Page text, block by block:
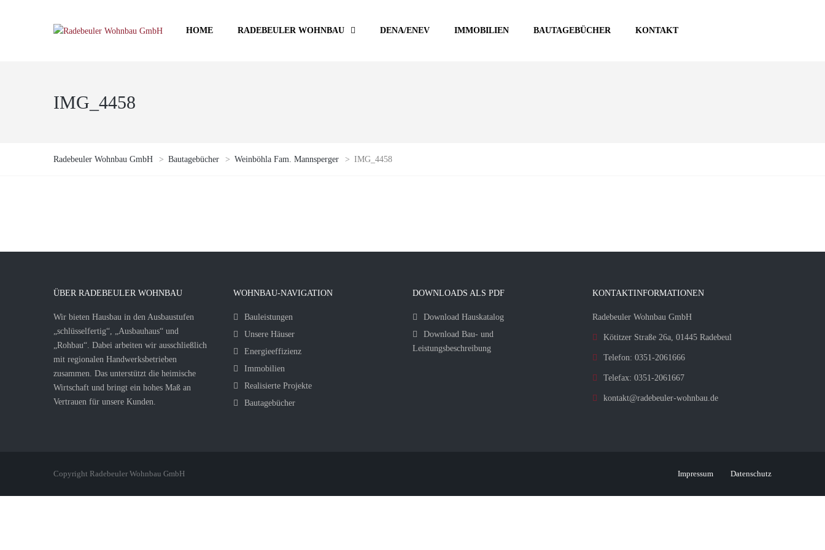
HOME RADEBEULER WOHNBAU DENA/ENEV IMMOBILIEN BAUTAGEBÜCHER KONTAKT
IMG_4458
Radebeuler Wohnbau GmbH > Bautagebücher > Weinböhla Fam. Mannsperger > IMG_4458
ÜBER RADEBEULER WOHNBAU
Wir bieten Hausbau in den Ausbaustufen
„schlüsselfertig“, „Ausbauhaus“ und
„Rohbau“. Dabei arbeiten wir ausschließlich
mit regionalen Handwerksbetrieben
zusammen. Das unterstützt die heimische
Wirtschaft und bringt ein hohes Maß an
Vertrauen für unsere Kunden.
WOHNBAU-NAVIGATION
Bauleistungen
Unsere Häuser
Energieeffizienz
Immobilien
Realisierte Projekte
Bautagebücher
DOWNLOADS ALS PDF
Download Hauskatalog
Download Bau- und
Leistungsbeschreibung
KONTAKTINFORMATIONEN
Radebeuler Wohnbau GmbH
Kötitzer Straße 26a, 01445 Radebeul
Telefon: 0351-2061666
Telefax: 0351-2061667
kontakt@radebeuler-wohnbau.de
Copyright Radebeuler Wohnbau GmbH Impressum Datenschutz